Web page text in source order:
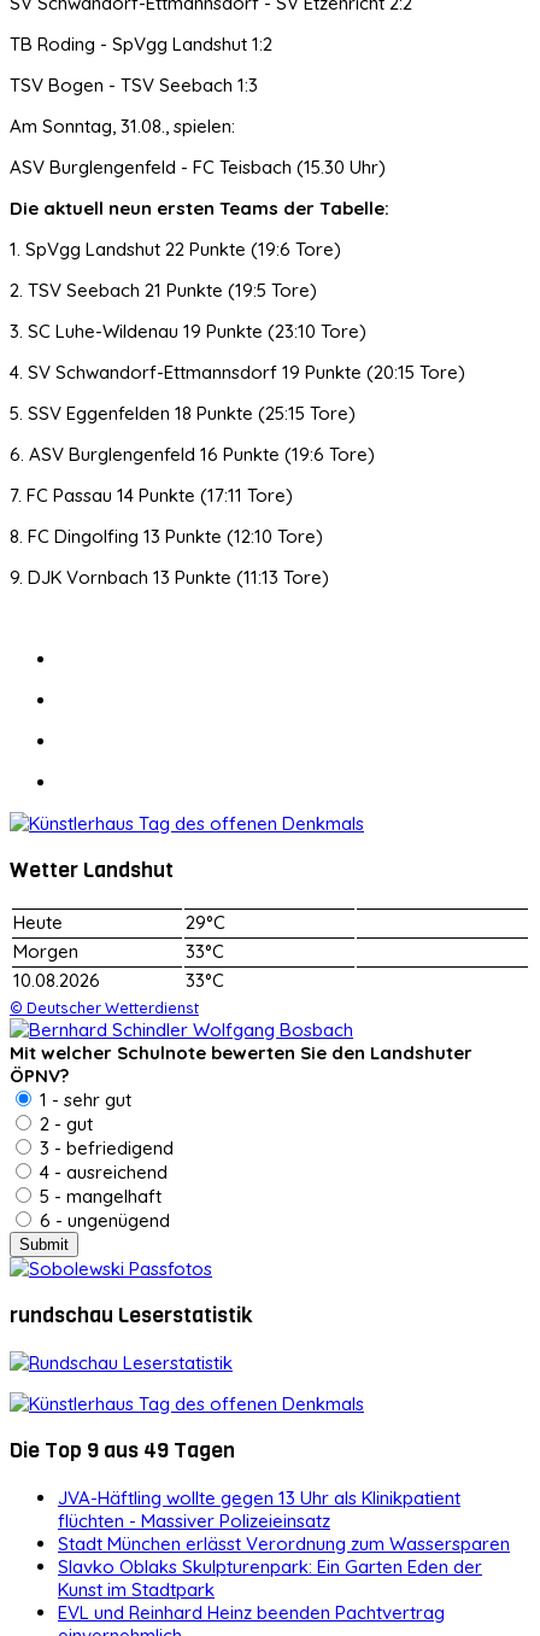
TB Roding - SpVgg Landshut 1:2
TSV Bogen - TSV Seebach 1:3
Am Sonntag, 31.08., spielen:
ASV Burglengenfeld - FC Teisbach (15.30 Uhr)
Die aktuell neun ersten Teams der Tabelle:
1. SpVgg Landshut 22 Punkte (19:6 Tore)
2. TSV Seebach 21 Punkte (19:5 Tore)
3. SC Luhe-Wildenau 19 Punkte (23:10 Tore)
4. SV Schwandorf-Ettmannsdorf 19 Punkte (20:15 Tore)
5. SSV Eggenfelden 18 Punkte (25:15 Tore)
6. ASV Burglengenfeld 16 Punkte (19:6 Tore)
7. FC Passau 14 Punkte (17:11 Tore)
8. FC Dingolfing 13 Punkte (12:10 Tore)
9. DJK Vornbach 13 Punkte (11:13 Tore)
Wetter Landshut
Heute
29°C
Morgen
33°C
10.08.2026
33°C
© Deutscher Wetterdienst
Mit welcher Schulnote bewerten Sie den Landshuter
ÖPNV?
1 - sehr gut
2 - gut
3 - befriedigend
4 - ausreichend
5 - mangelhaft
6 - ungenügend
rundschau Leserstatistik
Die Top 9 aus 49 Tagen
JVA-Häftling wollte gegen 13 Uhr als Klinikpatient
flüchten - Massiver Polizeieinsatz
Stadt München erlässt Verordnung zum Wassersparen
Slavko Oblaks Skulpturenpark: Ein Garten Eden der
Kunst im Stadtpark
EVL und Reinhard Heinz beenden Pachtvertrag